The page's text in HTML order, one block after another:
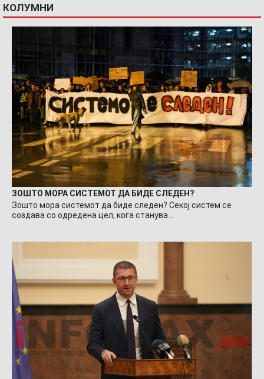
КОЛУМНИ
ЗОШТО МОРА СИСТЕМОТ ДА БИДЕ СЛЕДЕН?
Зошто мора системот да биде следен? Секој систем се
создава со одредена цел, кога станува…